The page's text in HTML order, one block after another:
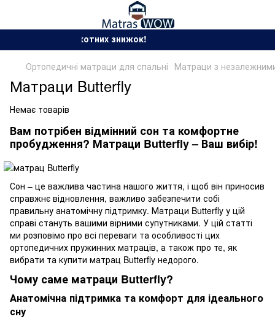
Сезон спекотних знижок!
Ортопедичні матраци для спальні Матраци з
Матраци Butterfly
Немає товарів
Вам потрібен відмінний сон та комфортне
пробудження? Матраци Butterfly – Ваш вибір!
Сон – це важлива частина нашого життя, і щоб він приносив
справжнє відновлення, важливо забезпечити собі
правильну анатомічну підтримку. Матраци Butterfly у цій
справі стануть вашими вірними супутниками. У цій статті
ми розповімо про всі переваги та особливості цих
ортопедичних пружинних матраців, а також про те, як
вибрати та купити матрац Butterfly недорого.
Чому саме матраци Butterfly?
Анатомічна підтримка та комфорт для ідеального
сну